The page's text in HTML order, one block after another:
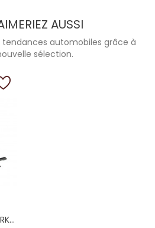
AUSSI
tendances automobiles grâce à
sélection.